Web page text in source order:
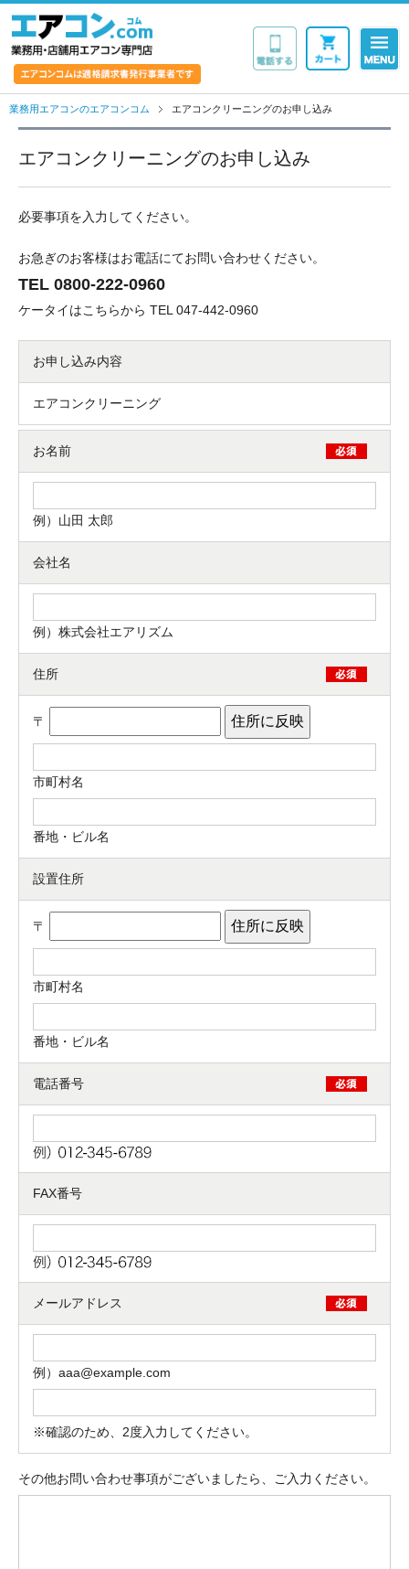
業務用エアコンのエアコンコム エアコンクリーニングのお申し込み
エアコンクリーニングのお申し込み
必要事項を入力してください。
お急ぎのお客様はお電話にてお問い合わせください。
TEL 0800-222-0960
ケータイはこちらから TEL 047-442-0960
お申し込み内容
エアコンクリーニング
お名前
例）山田 太郎
会社名
例）株式会社エアリズム
住所
〒
市町村名
番地・ビル名
設置住所
〒
市町村名
番地・ビル名
電話番号
FAX番号
メールアドレス
例）aaa@example.com
※確認のため、2度入力してください。
その他お問い合わせ事項がございましたら、ご入力ください。
お名前
電話番号
お問合せ内容 工事お見積り依頼